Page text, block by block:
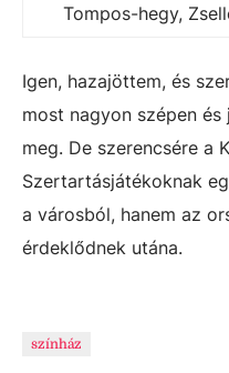
Tompos-hegy,
Igen, hazajöttem, és
most nagyon szépen és
meg. De szerencsére a
Szertartásjátékoknak
a városból, hanem az
érdeklődnek utána.
színház